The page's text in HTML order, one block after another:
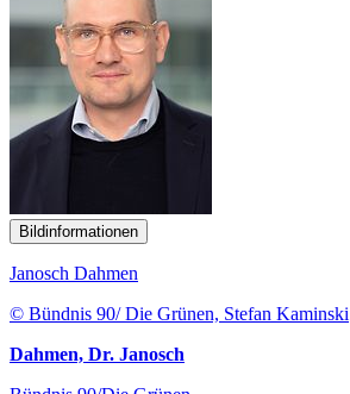
Bildinformationen
Janosch Dahmen
© Bündnis 90/ Die Grünen, Stefan Kaminski
Dahmen, Dr. Janosch